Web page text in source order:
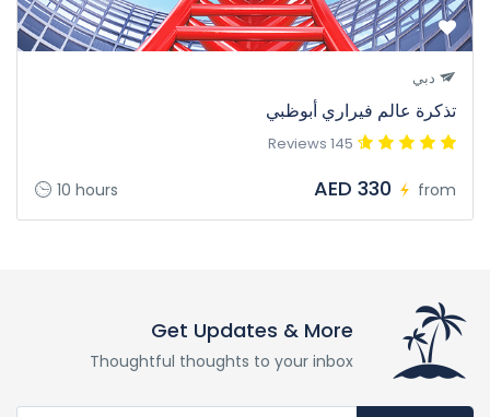
دبي
تذكرة عالم فيراري أبوظبي
145 Reviews
10 hours from
AED 330
Get Updates & More
Thoughtful thoughts to your inbox